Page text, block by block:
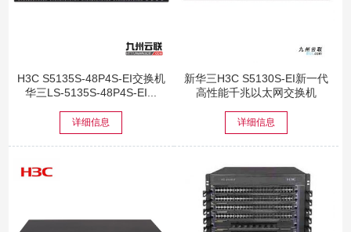
H3C S5135S-48P4S-EI交换机
华三LS-5135S-48P4S-EI...
详细信息
新华三H3C S5130S-EI新一代
高性能千兆以太网交换机
详细信息